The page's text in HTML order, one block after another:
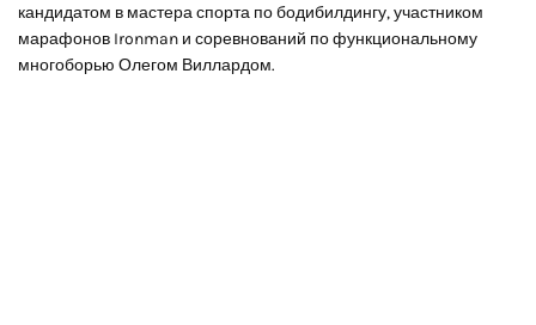
кандидатом в мастера спорта по бодибилдингу, участником
марафонов Ironman и соревнований по функциональному
многоборью Олегом Виллардом.